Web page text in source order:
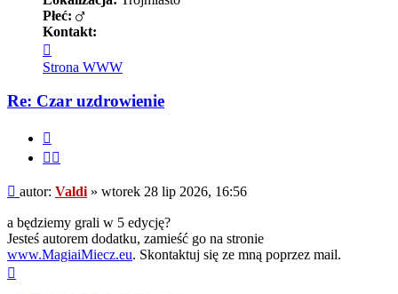
Płeć:
Kontakt:
się
z
Strona WWW
Re: Czar uzdrowienie
Post
autor: Valdi » wtorek 28 lip 2026, 16:56
a będziemy grali w 5 edycję?
Jesteś autorem dodatku, zamieść go na stronie
www.MagiaiMiecz.eu. Skontaktuj się ze mną poprzez mail.